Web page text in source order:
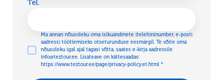
Tel.
Ma annan nõusoleku oma isikuandmete (telefoninumber, e-posti
aadress) töötlemiseks otseturunduse eesmärgil. Te võite oma
nõusoleku igal ajal tagasi võtta, saates e-kirja aadressile
info@teztour.ee. Lisateave on kättesaadav:
https://www.teztour.ee/page/privacy-policy.et.html *